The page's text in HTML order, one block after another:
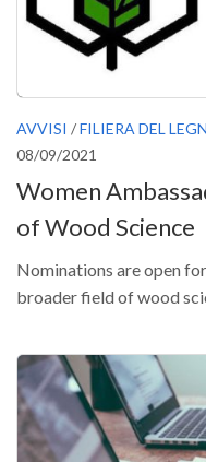
@SISEF Tweets
@ForestTweeting
SISEF Publishing
Redazione
AVVISI /FILIERA DEL
08/09/2021
Women
of Wood Science
Nominations are open
broader field of wood